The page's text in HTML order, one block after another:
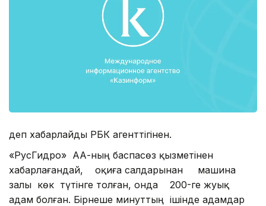
деп хабарлайды РБК агенттігінен.
«РусГидро» ААҚ-ның баспасөз қызметінен
хабарлағандай, оқиға салдарынан машина
залы көк түтінге толған, онда 200-ге жуық
адам болған. Бірнеше минуттың ішінде адамдар